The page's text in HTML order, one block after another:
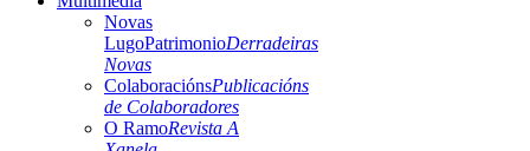
Novas
LugoPatrimonioDerradeiras
Novas
ColaboraciónsPublicacións
de Colaboradores
O RamoRevista A